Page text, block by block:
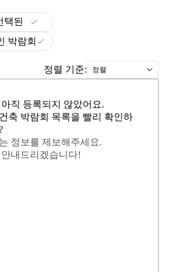
택된
박람회
정렬 기준: 정렬
직 등록되지 않았어요.
축 박람회 목록을 빨리 확인하
정보를 제보해주세요.
내드리겠습니다!